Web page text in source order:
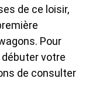
de ce loisir,
Pour
votre
de consulter